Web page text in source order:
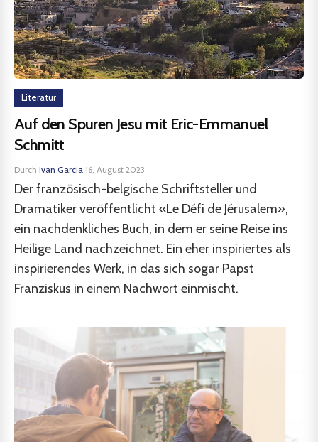
Literatur
Auf den Spuren Jesu mit Eric-Emmanuel
Schmitt
Durch Ivan Garcia·16. August 2023
Der französisch-belgische Schriftsteller und
Dramatiker veröffentlicht «Le Défi de Jérusalem»,
ein nachdenkliches Buch, in dem er seine Reise ins
Heilige Land nachzeichnet. Ein eher inspiriertes als
inspirierendes Werk, in das sich sogar Papst
Franziskus in einem Nachwort einmischt.